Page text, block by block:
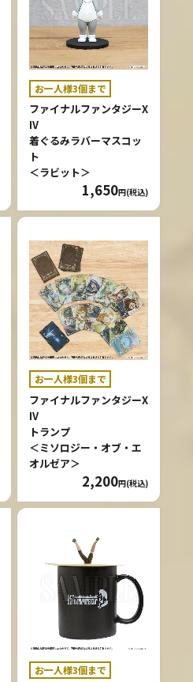
お一人様3個まで
ファイナルファンタジーX
IV
着ぐるみラバーマスコッ
ト
＜ラビット＞
1,650円(税込)
お一人様3個まで
ファイナルファンタジーX
IV
トランプ
＜ミソロジー・オブ・エ
オルゼア＞
2,200円(税込)
お一人様3個まで